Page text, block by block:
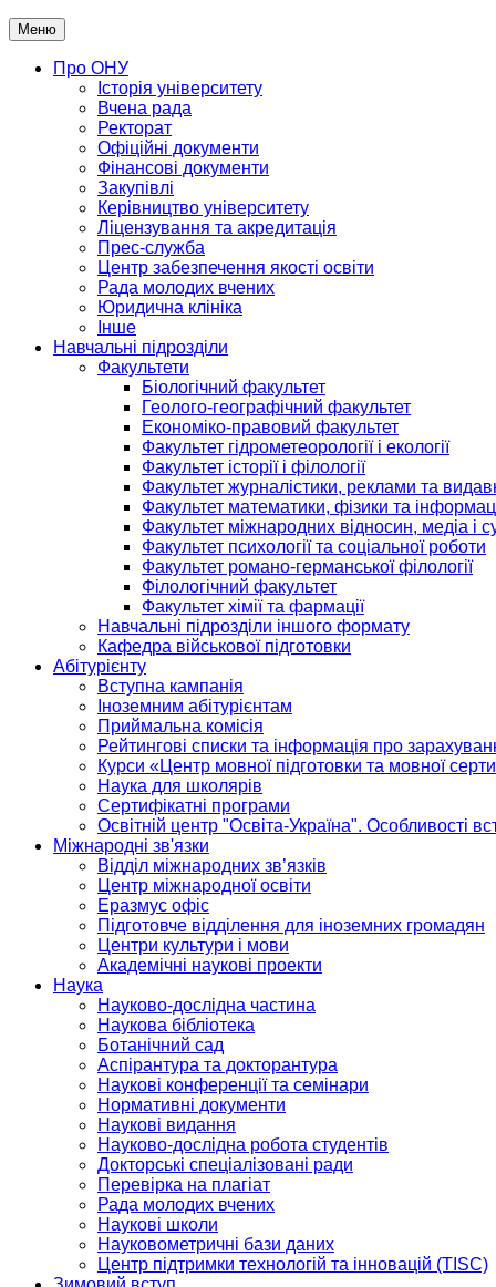
Меню
Про ОНУ
Історія університету
Вчена рада
Ректорат
Офіційні документи
Фінансові документи
Закупівлі
Керівництво університету
Ліцензування та акредитація
Прес-служба
Центр забезпечення якості освіти
Рада молодих вчених
Юридична клініка
Інше
Навчальні підрозділи
Факультети
Біологічний факультет
Геолого-географічний факультет
Економіко-правовий факультет
Факультет гідрометеорології і екології
Факультет історії і філології
Факультет журналістики, реклами та
Факультет математики, фізики та
Факультет міжнародних відносин, медіа і
Факультет психології та соціальної роботи
Факультет романо-германської філології
Філологічний факультет
Факультет хімії та фармації
Навчальні підрозділи іншого формату
Кафедра військової підготовки
Абітурієнту
Вступна кампанія
Іноземним абітурієнтам
Приймальна комісія
Рейтингові списки та інформація про
Курси «Центр мовної підготовки та мовної
Наука для школярів
Сертифікатні програми
Освітній центр "Освіта-Україна". Особливості
Міжнародні зв'язки
Відділ міжнародних зв’язків
Центр міжнародної освіти
Еразмус офіс
Підготовче відділення для іноземних громадян
Центри культури і мови
Академічні наукові проекти
Наука
Науково-дослідна частина
Наукова бібліотека
Ботанічний сад
Аспірантура та докторантура
Наукові конференції та семінари
Нормативні документи
Наукові видання
Науково-дослідна робота студентів
Докторські спеціалізовані ради
Перевірка на плагіат
Рада молодих вчених
Наукові школи
Науковометричні бази даних
Центр підтримки технологій та інновацій (TISC)